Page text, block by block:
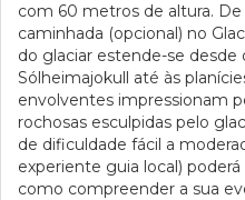
com 60 metros de altura.
caminhada (opcional) no
do glaciar estende-se desde
Sólheimajokull até às
envolventes impressionam
rochosas esculpidas pelo
de dificuldade fácil a
experiente guia local)
como compreender a sua